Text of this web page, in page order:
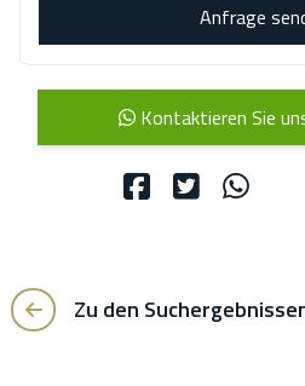
Anfrage
Kontaktieren Sie
Zu den